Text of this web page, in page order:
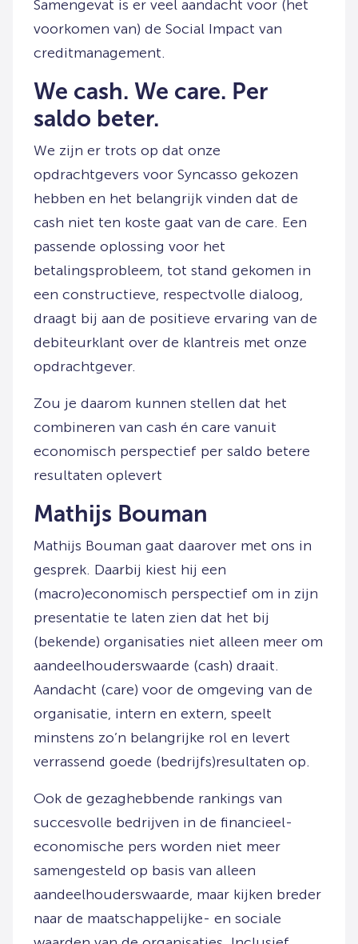
Samengevat is er veel aandacht voor (het
voorkomen van) de Social Impact van
creditmanagement.
We cash. We care. Per
saldo beter.
We zijn er trots op dat onze
opdrachtgevers voor Syncasso gekozen
hebben en het belangrijk vinden dat de
cash niet ten koste gaat van de care. Een
passende oplossing voor het
betalingsprobleem, tot stand gekomen in
een constructieve, respectvolle dialoog,
draagt bij aan de positieve ervaring van de
debiteurklant over de klantreis met onze
opdrachtgever.
Zou je daarom kunnen stellen dat het
combineren van cash én care vanuit
economisch perspectief per saldo betere
resultaten oplevert
Mathijs Bouman
Mathijs Bouman gaat daarover met ons in
gesprek. Daarbij kiest hij een
(macro)economisch perspectief om in zijn
presentatie te laten zien dat het bij
(bekende) organisaties niet alleen meer om
aandeelhouderswaarde (cash) draait.
Aandacht (care) voor de omgeving van de
organisatie, intern en extern, speelt
minstens zo’n belangrijke rol en levert
verrassend goede (bedrijfs)resultaten op.
Ook de gezaghebbende rankings van
succesvolle bedrijven in de financieel-
economische pers worden niet meer
samengesteld op basis van alleen
aandeelhouderswaarde, maar kijken breder
naar de maatschappelijke- en sociale